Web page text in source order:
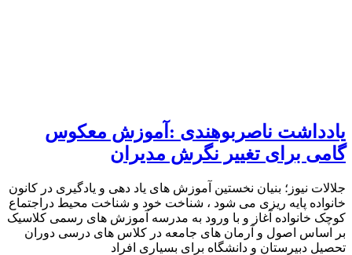
یادداشت ناصربوهندی :آموزش معکوس
گامى براى تغییر نگرش مدیران
جلالات نیوز؛ بنیان نخستین آموزش های یاد دهی و یادگیری در کانون
خانواده پایه ریزی می شود ، شناخت خود و شناخت محیط دراجتماع
کوچک خانواده آغاز و با ورود به مدرسه آموزش های رسمی کلاسیک
بر اساس اصول و آرمان های جامعه در کلاس های درسی دوران
تحصیل دبیرستان و دانشگاه برای بسیاری افراد